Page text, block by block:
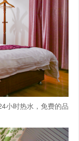
小时热水，免费的品